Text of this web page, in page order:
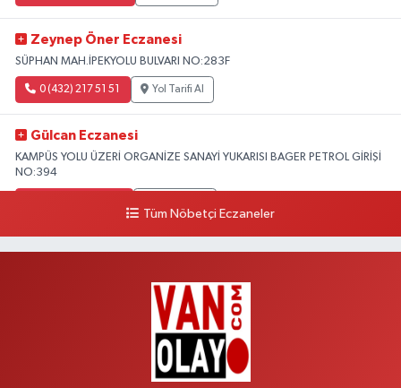
Zeynep Öner Eczanesi
SÜPHAN MAH.İPEKYOLU BULVARI NO:283F
0 (432) 217 51 51 Yol Tarifi Al
Gülcan Eczanesi
KAMPÜS YOLU ÜZERİ ORGANİZE SANAYİ YUKARISI BAGER PETROL GİRİŞİ
NO:394
HEKİM HASTANESİ ACİL KARŞISI
Yol Tarifi Al
MAHMUDİYE MAH.ATATÜRK CAD.NO:17B
Tüm Nöbetçi Eczaneler